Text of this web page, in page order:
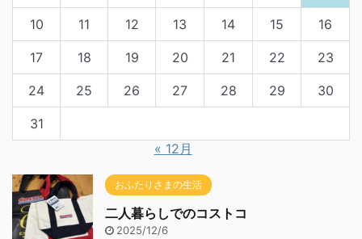
10 11 12 13 14 15 16
17 18 19 20 21 22 23
24 25 26 27 28 29 30
31
« 12月
おふたりさまの生活
二人暮らしでのコストコ
2025/12/6